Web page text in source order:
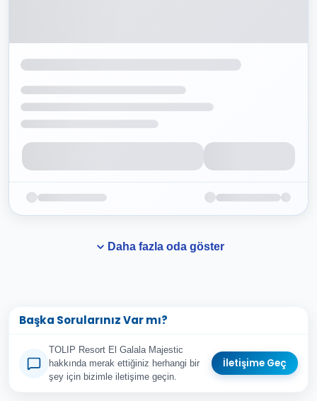
Daha fazla oda göster
Başka Sorularınız Var mı?
TOLIP Resort El Galala Majestic
hakkında merak ettiğiniz herhangi bir
şey için bizimle iletişime geçin.
İletişime Geç